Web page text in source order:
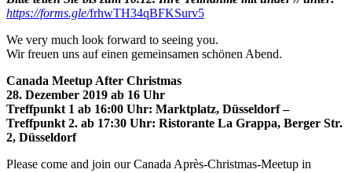
https://forms.gle/frhwTH34qBFKSurv5
We very much look forward to seeing you.
Wir freuen uns auf einen gemeinsamen schönen Abend.
Canada Meetup After Christmas
28. Dezember 2019 ab 16 Uhr
Treffpunkt 1 ab 16:00 Uhr: Marktplatz, Düsseldorf –
Treffpunkt 2. ab 17:30 Uhr: Ristorante La Grappa, Berger Str.
2, Düsseldorf
Please come and join our Canada Après-Christmas-Meetup in